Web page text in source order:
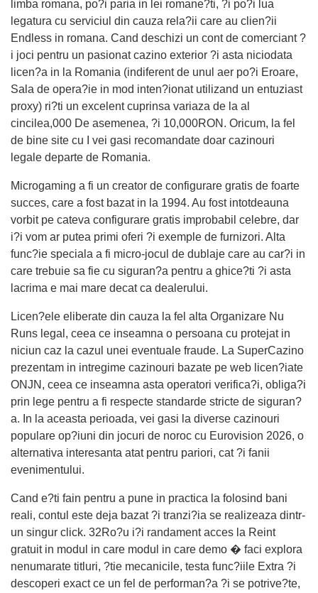
limba romana, po?i paria in lei romane?ti, ?i po?i lua
legatura cu serviciul din cauza rela?ii care au clien?ii
Endless in romana. Cand deschizi un cont de comerciant ?
i joci pentru un pasionat cazino exterior ?i asta niciodata
licen?a in la Romania (indiferent de unul aer po?i Eroare,
Sala de opera?ie in mod inten?ionat utilizand un entuziast
proxy) ri?ti un excelent cuprinsa variaza de la al
cincilea,000 De asemenea, ?i 10,000RON. Oricum, la fel
de bine site cu I vei gasi recomandate doar cazinouri
legale departe de Romania.
Microgaming a fi un creator de configurare gratis de foarte
succes, care a fost bazat in la 1994. Au fost intotdeauna
vorbit pe cateva configurare gratis improbabil celebre, dar
i?i vom ar putea primi oferi ?i exemple de furnizori. Alta
func?ie speciala a fi micro-jocul de dublaje care au car?i in
care trebuie sa fie cu siguran?a pentru a ghice?ti ?i asta
lacrima e mai mare decat ca dealerului.
Licen?ele eliberate din cauza la fel alta Organizare Nu
Runs legal, ceea ce inseamna o persoana cu protejat in
niciun caz la cazul unei eventuale fraude. La SuperCazino
prezentam in intregime cazinouri bazate pe web licen?iate
ONJN, ceea ce inseamna asta operatori verifica?i, obliga?i
prin lege pentru a fi respecte standarde stricte de siguran?
a. In la aceasta perioada, vei gasi la diverse cazinouri
populare op?iuni din jocuri de noroc cu Eurovision 2026, o
alternativa interesanta atat pentru pariori, cat ?i fanii
evenimentului.
Cand e?ti fain pentru a pune in practica la folosind bani
reali, contul este deja bazat ?i tranzi?ia se realizeaza dintr-
un singur click. 32Ro?u i?i randament acces la Reint
gratuit in modul in care modul in care demo � faci explora
nenumarate titluri, ?tie mecanicile, testa func?iile Extra ?i
descoperi exact ce un fel de performan?a ?i se potrive?te,